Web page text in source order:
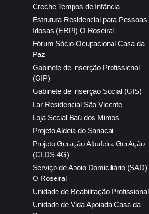
Creche Tempos de Infância
Estrutura Residencial para Pessoas
Idosas (ERPI) O Roseiral
Fórum Sócio-Ocupacional Casa da
Paz
Gabinete de Inserção Profissional
(GIP)
Gabinete de Inserção Social (GIS)
Lar Residencial São Vicente
Loja Social Baú dos Mimos
Projeto Aldeia do Sanacai
Projeto Geração Albufeira GerAção
(CLDS-4G)
Serviço de Apoio Domiciliário (SAD)
O Roseiral
Unidade de Reabilitação Profissional
Unidade de Vida Apoiada Casa da